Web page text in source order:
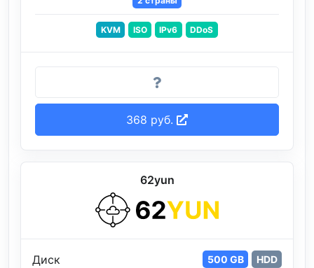
KVM ISO IPv6 DDoS
368 руб.
62yun
Диск 500 GB HDD